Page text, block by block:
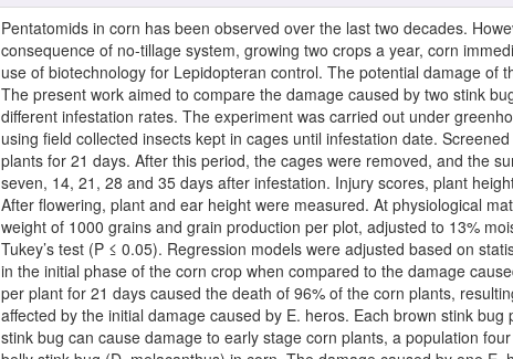
Pentatomids in corn has been observed over the last two decades.
consequence of no-tillage system, growing two crops a year, corn
use of biotechnology for Lepidopteran control. The potential damage of
The present work aimed to compare the damage caused by two stink
different infestation rates. The experiment was carried out under
using field collected insects kept in cages until infestation date.
plants for 21 days. After this period, the cages were removed, and the
seven, 14, 21, 28 and 35 days after infestation. Injury scores, plant
After flowering, plant and ear height were measured. At physiological
weight of 1000 grains and grain production per plot, adjusted to 13%
Tukey’s test (P ≤ 0.05). Regression models were adjusted based on
in the initial phase of the corn crop when compared to the damage
per plant for 21 days caused the death of 96% of the corn plants,
affected by the initial damage caused by E. heros. Each brown stink
stink bug can cause damage to early stage corn plants, a population